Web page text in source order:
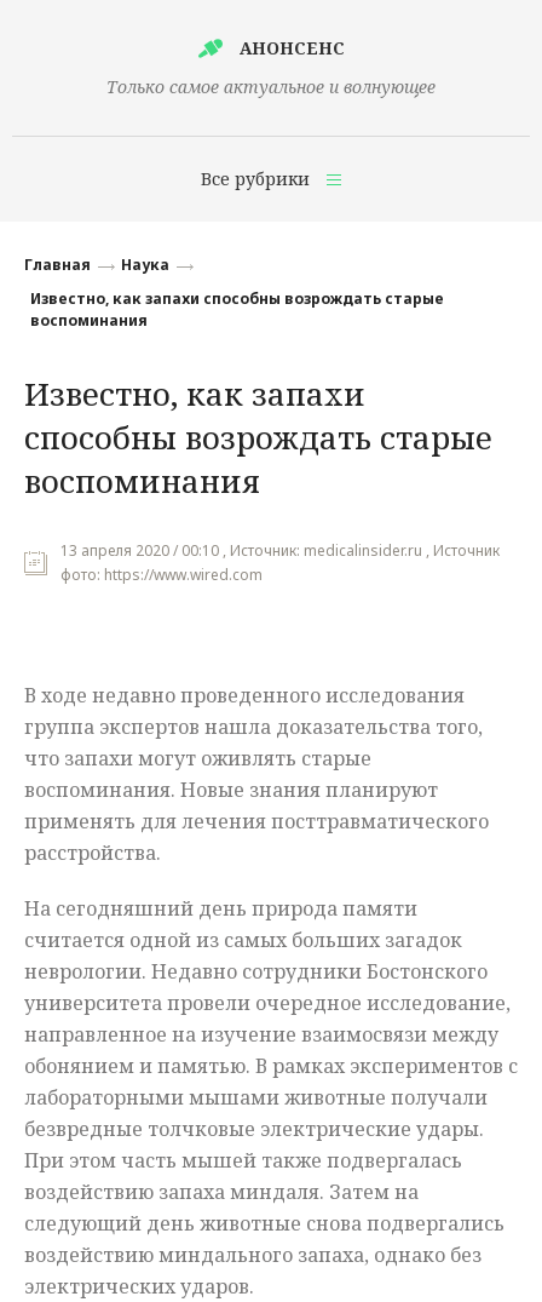
АНОНСЕНС
Только самое актуальное и волнующее
Все рубрики
Финансы
Наука
Культура
Общество
Мнения
Главная
Наука
Известно, как запахи способны возрождать старые
воспоминания
Известно, как запахи
способны возрождать старые
воспоминания
13 апреля 2020 / 00:10 , Источник: medicalinsider.ru , Источник
фото: https://www.wired.com
В ходе недавно проведенного исследования
группа экспертов нашла доказательства того,
что запахи могут оживлять старые
воспоминания. Новые знания планируют
применять для лечения посттравматического
расстройства.
На сегодняшний день природа памяти
считается одной из самых больших загадок
неврологии. Недавно сотрудники Бостонского
университета провели очередное исследование,
направленное на изучение взаимосвязи между
обонянием и памятью. В рамках экспериментов с
лабораторными мышами животные получали
безвредные толчковые электрические удары.
При этом часть мышей также подвергалась
воздействию запаха миндаля. Затем на
следующий день животные снова подвергались
воздействию миндального запаха, однако без
электрических ударов.